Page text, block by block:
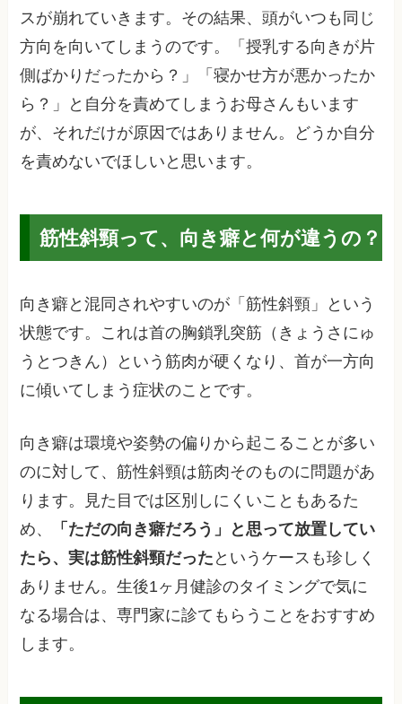
スが崩れていきます。その結果、頭がいつも同じ
方向を向いてしまうのです。「授乳する向きが片
側ばかりだったから？」「寝かせ方が悪かったか
ら？」と自分を責めてしまうお母さんもいます
が、それだけが原因ではありません。どうか自分
を責めないでほしいと思います。
筋性斜頸って、向き癖と何が違うの？
向き癖と混同されやすいのが「筋性斜頸」という
状態です。これは首の胸鎖乳突筋（きょうさにゅ
うとつきん）という筋肉が硬くなり、首が一方向
に傾いてしまう症状のことです。
向き癖は環境や姿勢の偏りから起こることが多い
のに対して、筋性斜頸は筋肉そのものに問題があ
ります。見た目では区別しにくいこともあるた
め、
「ただの向き癖だろう」と思って放置してい
たら、実は筋性斜頸だった というケースも珍しく
ありません。生後1ヶ月健診のタイミングで気に
なる場合は、専門家に診てもらうことをおすすめ
します。